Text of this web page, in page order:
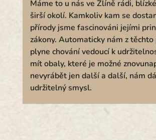
Máme to u nás ve Zlíně rádi,
širší okolí. Kamkoliv kam se
přírody jsme fascinováni jejími
zákony. Automaticky nám z těchto
plyne chování vedoucí k
mít obaly, které je možné
nevyrábět jen další a další, nám
udržitelný smysl.